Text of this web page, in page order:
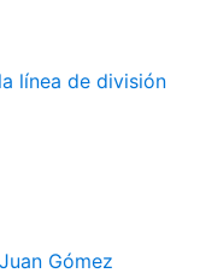
línea de división
Gómez